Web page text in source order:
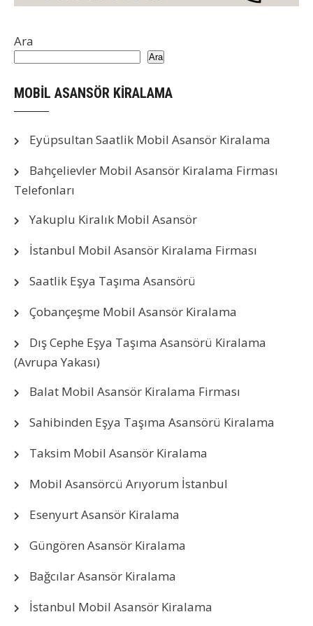
Ara
Ara
MOBİL ASANSÖR KİRALAMA
Eyüpsultan Saatlik Mobil Asansör Kiralama
Bahçelievler Mobil Asansör Kiralama Firması
Telefonları
Yakuplu Kiralık Mobil Asansör
İstanbul Mobil Asansör Kiralama Firması
Saatlik Eşya Taşıma Asansörü
Çobançeşme Mobil Asansör Kiralama
Dış Cephe Eşya Taşıma Asansörü Kiralama
(Avrupa Yakası)
Balat Mobil Asansör Kiralama Firması
Sahibinden Eşya Taşıma Asansörü Kiralama
Taksim Mobil Asansör Kiralama
Mobil Asansörcü Arıyorum İstanbul
Esenyurt Asansör Kiralama
Güngören Asansör Kiralama
Bağcılar Asansör Kiralama
İstanbul Mobil Asansör Kiralama